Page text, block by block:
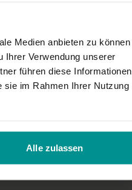
Medien anbieten zu können
Ihrer Verwendung unserer
führen diese Informationen
sie im Rahmen Ihrer Nutzung
Alle zulassen